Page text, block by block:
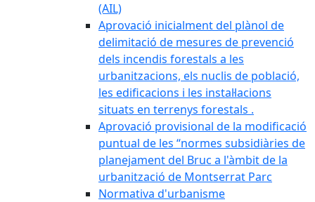
(AIL)
Aprovació inicialment del plànol de
delimitació de mesures de prevenció
dels incendis forestals a les
urbanitzacions, els nuclis de població,
les edificacions i les instal·lacions
situats en terrenys forestals .
Aprovació provisional de la modificació
puntual de les “normes subsidiàries de
planejament del Bruc a l'àmbit de la
urbanització de Montserrat Parc
Normativa d'urbanisme